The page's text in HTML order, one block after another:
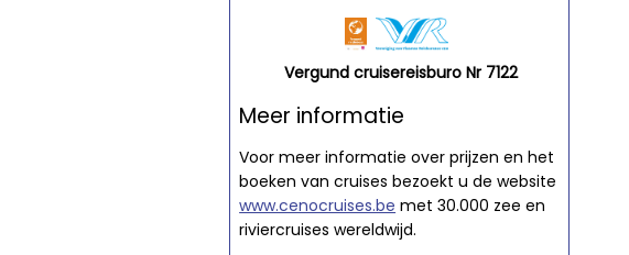
Vergund cruisereisburo Nr 7122
Meer informatie
Voor meer informatie over prijzen en het
boeken van cruises bezoekt u de website
www.cenocruises.be met 30.000 zee en
riviercruises wereldwijd.